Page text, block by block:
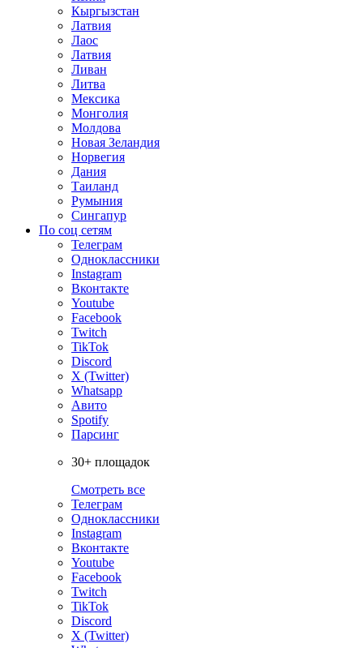
Кыргызстан
Латвия
Лаос
Латвия
Ливан
Литва
Мексика
Монголия
Молдова
Новая Зеландия
Норвегия
Дания
Таиланд
Румыния
Сингапур
По соц сетям
Телеграм
Одноклассники
Instagram
Вконтакте
Youtube
Facebook
Twitch
TikTok
Discord
X (Twitter)
Whatsapp
Авито
Spotify
Парсинг
30+ площадок
Смотреть все
Телеграм
Одноклассники
Instagram
Вконтакте
Youtube
Facebook
Twitch
TikTok
Discord
X (Twitter)